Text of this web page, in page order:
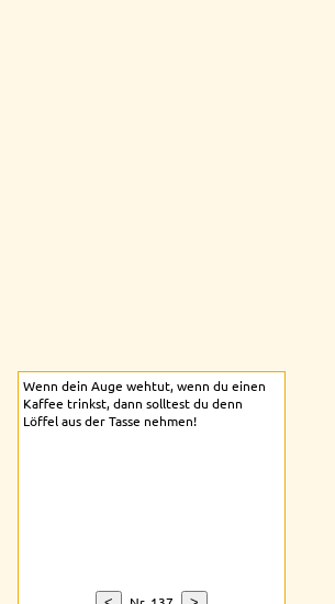
Wenn dein Auge wehtut, wenn du einen
Kaffee trinkst, dann solltest du denn
Löffel aus der Tasse nehmen!